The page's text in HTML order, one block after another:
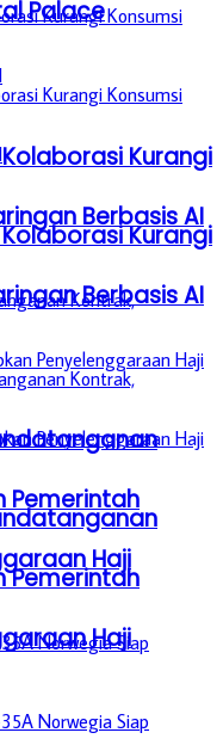
Kurangi
Berbasis AI
Pemerintah
Haji
Palace
Kurangi
Berbasis AI
Pemerintah
Haji